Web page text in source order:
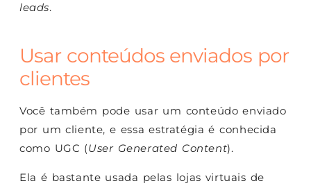
leads.
Usar conteúdos enviados por
clientes
Você também pode usar um conteúdo enviado
por um cliente, e essa estratégia é conhecida
como UGC (User Generated Content).
Ela é bastante usada pelas lojas virtuais de